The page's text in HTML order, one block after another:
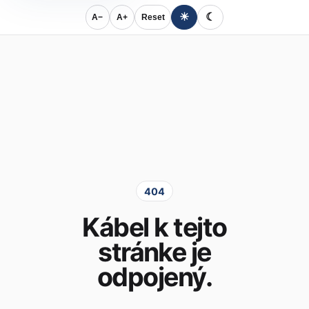
A− A+ Reset ☀ ☾
404
Kábel k tejto
stránke je
odpojený.